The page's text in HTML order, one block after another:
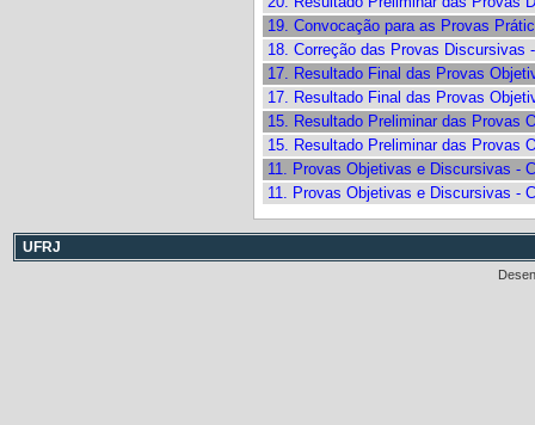
19. Convocação para as Provas
18. Correção das Provas Discursivas
17. Resultado Final das Provas
17. Resultado Final das Provas
15. Resultado Preliminar das Provas
15. Resultado Preliminar das Provas
11. Provas Objetivas e Discursivas -
11. Provas Objetivas e Discursivas -
UFRJ